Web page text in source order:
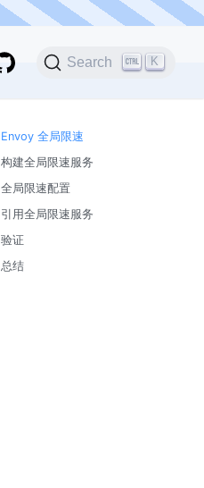
Search K
Envoy 全局限速
构建全局限速服务
全局限速配置
引用全局限速服务
验证
总结